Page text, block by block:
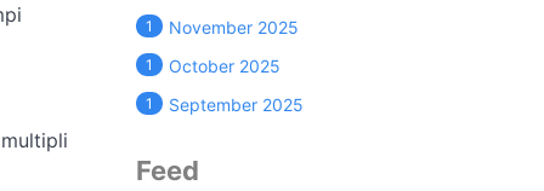
1 November 2025
1 October 2025
1 September 2025
Feed